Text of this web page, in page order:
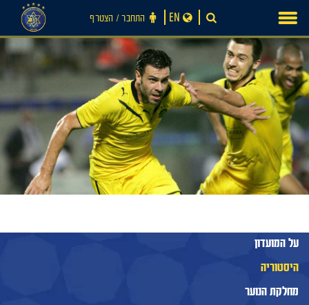
content
התחבר ‪/‬ הצטרף EN
על המועדון
היסטוריה
מחלקת הנוער